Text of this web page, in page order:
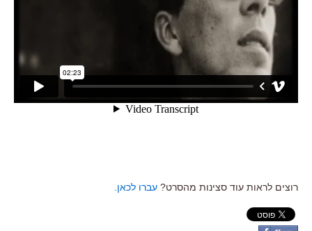
רוצים לראות עוד סצינות מהסרט? עברו לכאן.